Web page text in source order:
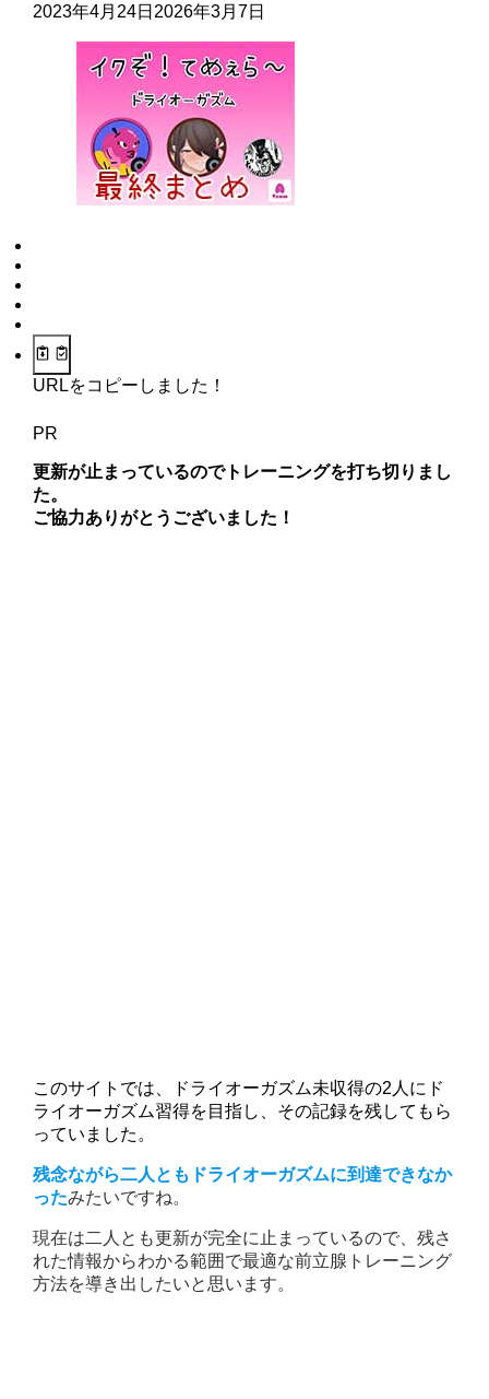
2023年4月24日 2026年3月7日
URLをコピーしました！
PR
更新が止まっているのでトレーニングを打ち切りまし
た。
ご協力ありがとうございました！
このサイトでは、ドライオーガズム未収得の2人にド
ライオーガズム習得を目指し、その記録を残してもら
っていました。
残念ながら二人ともドライオーガズムに到達できなか
ったみたいですね。
現在は二人とも更新が完全に止まっているので、残さ
れた情報からわかる範囲で最適な前立腺トレーニング
方法を導き出したいと思います。